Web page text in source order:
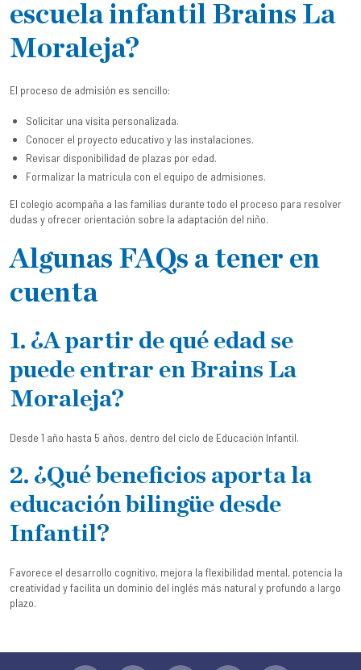
escuela infantil Brains La
Moraleja?
El proceso de admisión es sencillo:
Solicitar una visita personalizada.
Conocer el proyecto educativo y las instalaciones.
Revisar disponibilidad de plazas por edad.
Formalizar la matrícula con el equipo de admisiones.
El colegio acompaña a las familias durante todo el proceso para resolver
dudas y ofrecer orientación sobre la adaptación del niño.
Algunas FAQs a tener en
cuenta
1. ¿A partir de qué edad se
puede entrar en Brains La
Moraleja?
Desde 1 año hasta 5 años, dentro del ciclo de Educación Infantil.
2. ¿Qué beneficios aporta la
educación bilingüe desde
Infantil?
Favorece el desarrollo cognitivo, mejora la flexibilidad mental, potencia la
creatividad y facilita un dominio del inglés más natural y profundo a largo
plazo.